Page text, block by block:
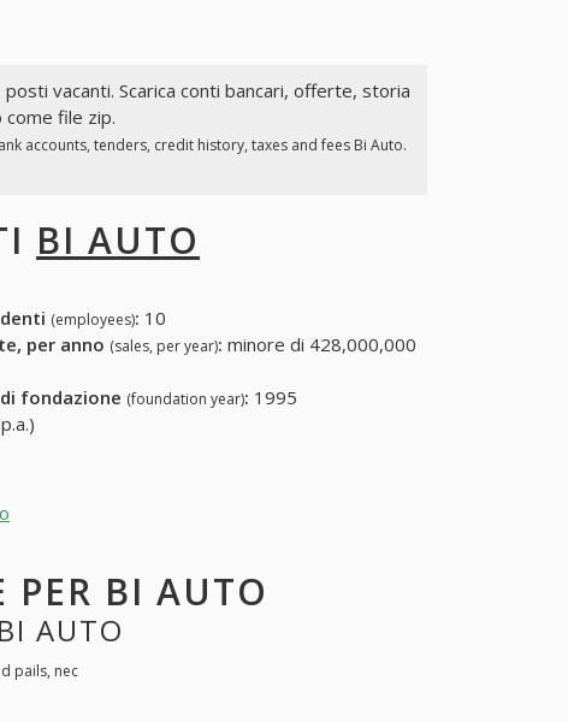
vacanti. Scarica conti bancari, offerte, storia
file zip.
accounts, tenders, credit history, taxes and fees Bi Auto.
BI AUTO
(employees): 10
per anno (sales, per year): minore di 428,000,000
fondazione (foundation year): 1995
BI AUTO
AUTO
pails, nec